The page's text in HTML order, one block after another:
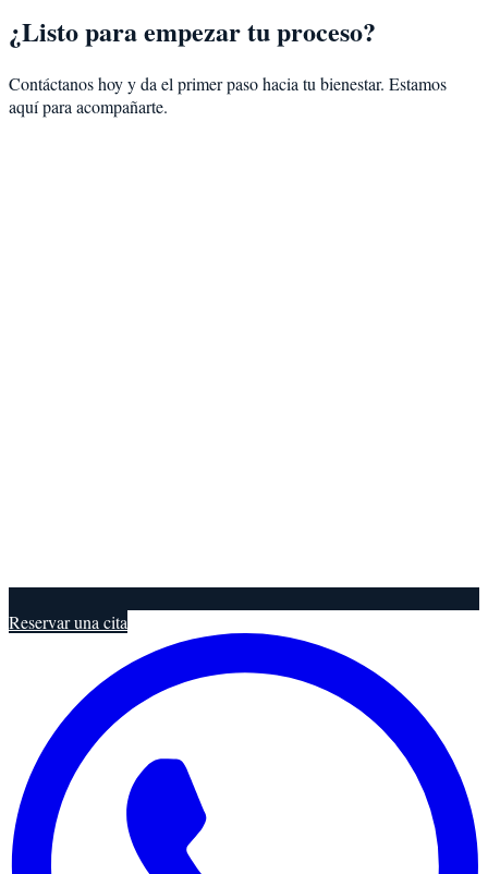
¿Listo para empezar tu proceso?
Contáctanos hoy y da el primer paso hacia tu bienestar. Estamos
aquí para acompañarte.
Reservar una cita